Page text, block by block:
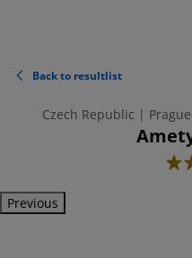
Back to resultlist
Czech Republic |
4
Previous